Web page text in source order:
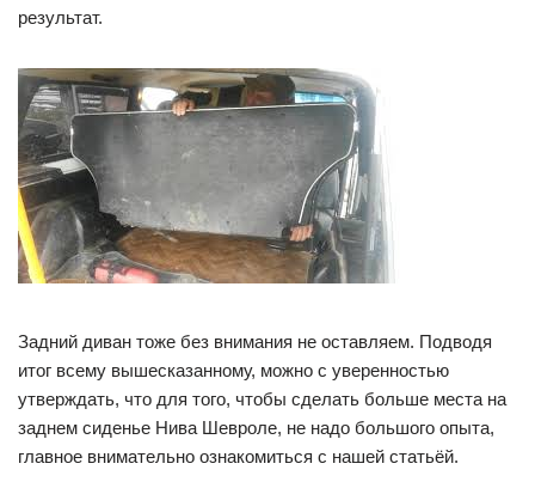
результат.
Задний диван тоже без внимания не оставляем. Подводя
итог всему вышесказанному, можно с уверенностью
утверждать, что для того, чтобы сделать больше места на
заднем сиденье Нива Шевроле, не надо большого опыта,
главное внимательно ознакомиться с нашей статьёй.